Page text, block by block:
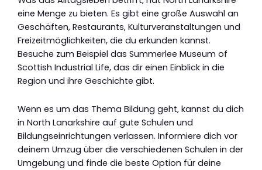
eine Menge zu bieten. Es gibt eine große Auswahl an
Geschäften, Restaurants, Kulturveranstaltungen und
Freizeitmöglichkeiten, die du erkunden kannst.
Besuche zum Beispiel das Summerlee Museum of
Scottish Industrial Life, das dir einen Einblick in die
Region und ihre Geschichte gibt.
Wenn es um das Thema Bildung geht, kannst du dich
in North Lanarkshire auf gute Schulen und
Bildungseinrichtungen verlassen. Informiere dich vor
deinem Umzug über die verschiedenen Schulen in der
Umgebung und finde die beste Option für deine